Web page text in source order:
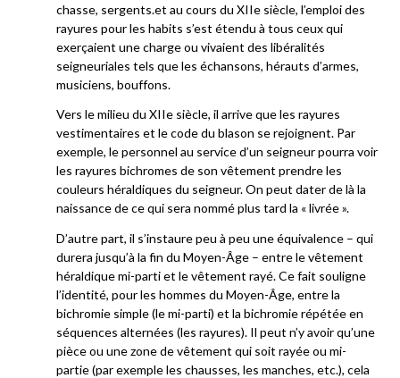
chasse, sergents.et au cours du XIIe siècle, l’emploi des
rayures pour les habits s’est étendu à tous ceux qui
exerçaient une charge ou vivaient des libéralités
seigneuriales tels que les échansons, hérauts d’armes,
musiciens, bouffons.
Vers le milieu du XIIe siècle, il arrive que les rayures
vestimentaires et le code du blason se rejoignent. Par
exemple, le personnel au service d’un seigneur pourra voir
les rayures bichromes de son vêtement prendre les
couleurs héraldiques du seigneur. On peut dater de là la
naissance de ce qui sera nommé plus tard la « livrée ».
D’autre part, il s’instaure peu à peu une équivalence – qui
durera jusqu’à la fin du Moyen-Âge – entre le vêtement
héraldique mi-parti et le vêtement rayé. Ce fait souligne
l’identité, pour les hommes du Moyen-Âge, entre la
bichromie simple (le mi-parti) et la bichromie répétée en
séquences alternées (les rayures). Il peut n’y avoir qu’une
pièce ou une zone de vêtement qui soit rayée ou mi-
partie (par exemple les chausses, les manches, etc.), cela